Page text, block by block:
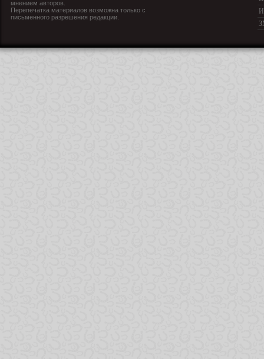
мнением авторов.
Перепечатка материалов возможна только с
письменного разрешения редакции.